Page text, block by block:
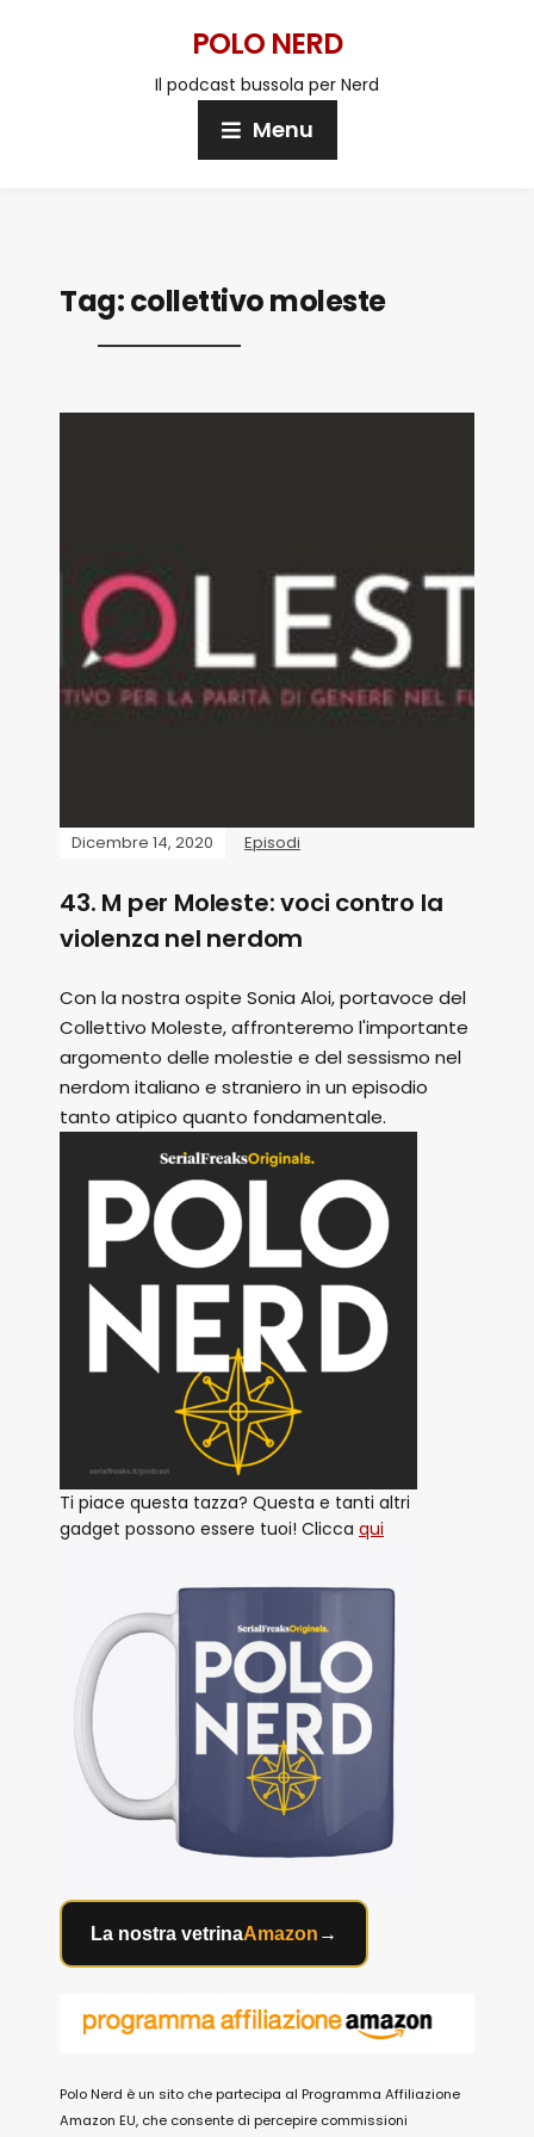
POLO NERD
Il podcast bussola per Nerd
Menu
Tag:collettivo moleste
Dicembre 14, 2020 Episodi
43. M per Moleste: voci contro la
violenza nel nerdom
Con la nostra ospite Sonia Aloi, portavoce del
Collettivo Moleste, affronteremo l'importante
argomento delle molestie e del sessismo nel
nerdom italiano e straniero in un episodio
tanto atipico quanto fondamentale.
Ti piace questa tazza? Questa e tanti altri
gadget possono essere tuoi! Clicca qui
La nostra vetrinaAmazon →
Polo Nerd è un sito che partecipa al Programma Affiliazione
Amazon EU, che consente di percepire commissioni